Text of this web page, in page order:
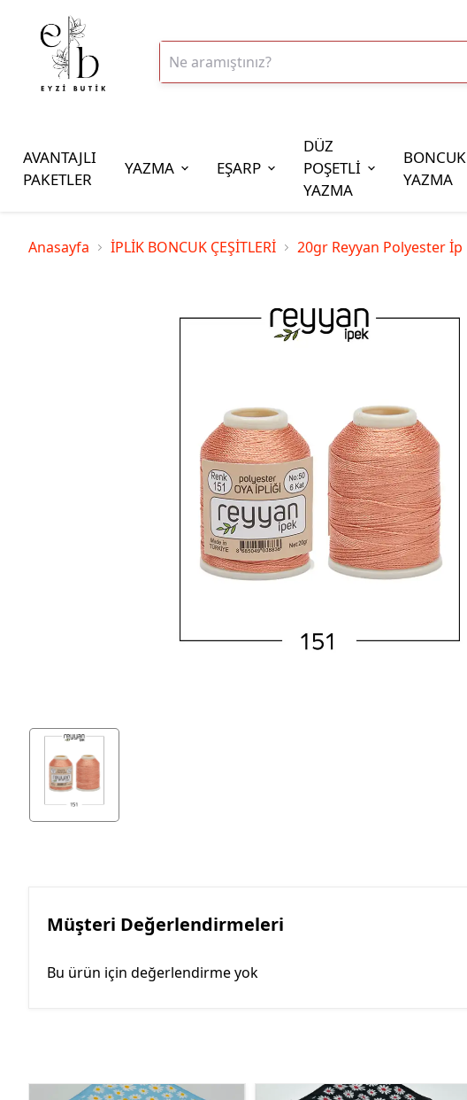
AVANTAJLI
PAKETLER
YAZMA EŞARP
DÜZ
POŞETLİ
YAZMA
YAZMA
İplik Çeşitleri
100gr Altınbaşak Polyester İp
Anasayfa İPLİK BONCUK ÇEŞİTLERİ 20gr Reyyan Polyester İp
Müşteri Değerlendirmeleri
Bu ürün için değerlendirme yok